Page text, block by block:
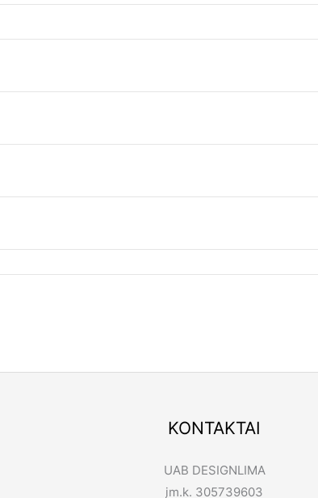
KONTAKTAI
UAB DESIGNLIMA
įm.k. 305739603